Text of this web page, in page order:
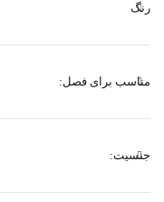
رنگ
مناسب برای فصل:
جنسیت: